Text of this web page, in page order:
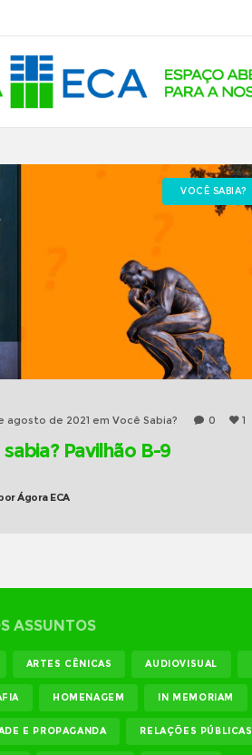
VOCÊ SABIA?
agosto de 2021 em Você Sabia? 0 1
sabia? Pavilhão B-9
Ágora ECA
ASSUNTOS
ARTES CÊNICAS AUDIOVISUAL
HOMENAGEM IN MEMORIAM
E PROPAGANDA RELAÇÕES PÚBLICAS